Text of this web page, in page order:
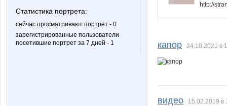
Статистика портрета:
сейчас просматривают портрет - 0
зарегистрированные пользователи
посетившие портрет за 7 дней - 1
http://
капор 24.10.2021 в
видео 15.02.2019 в